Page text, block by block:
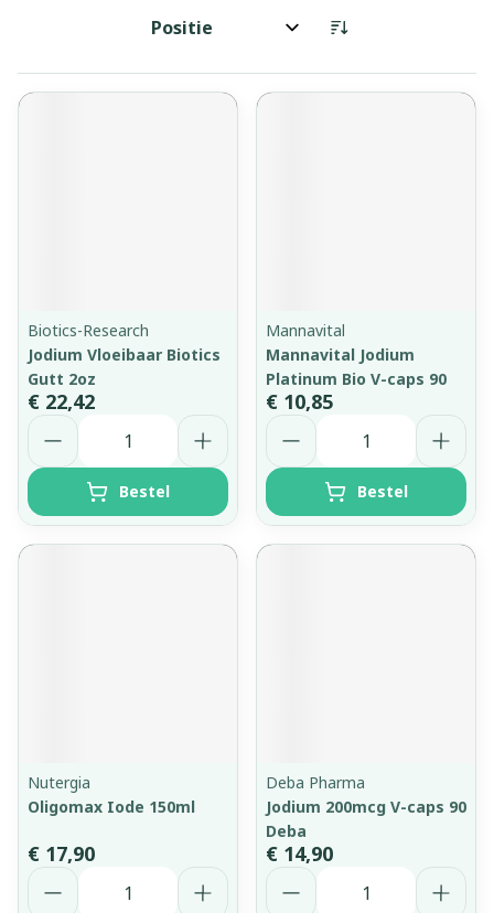
Sorteer op:
Biotics-Research
Jodium Vloeibaar Biotics
Gutt 2oz
€ 22,42
Aantal
Bestel
Mannavital
Mannavital Jodium
Platinum Bio V-caps 90
€ 10,85
Aantal
Bestel
Nutergia
Oligomax Iode 150ml
€ 17,90
Aantal
Deba Pharma
Jodium 200mcg V-caps 90
Deba
€ 14,90
Aantal